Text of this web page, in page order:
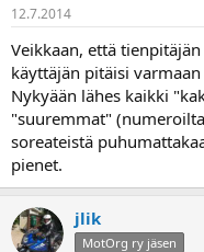
12.7.2014
Veikkaan, että
käyttäjän pitäisi
Nykyään lähes kaikki
"suuremmat"
soreateistä
pienet.
jlik
MotOrg ry jäsen